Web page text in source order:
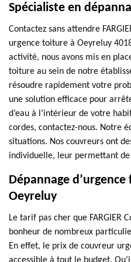
Spécialiste en
Contactez sans attendre
urgence toiture à Oeyreluy
activité, nous avons mis en
toiture au sein de notre
résoudre rapidement votre
une solution efficace pour
d’eau à l’intérieur de votre
cordes, contactez-nous. Notre
situations. Nos couvreurs ont
individuelle, leur permettant
Dépannage
Oeyreluy
Le tarif pas cher que FARGIER
bonheur de nombreux
En effet, le prix de couvreur